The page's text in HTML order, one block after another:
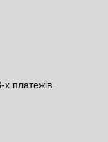
платежів.